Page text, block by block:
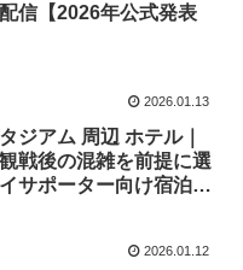
信【2026年公式発表
2026.01.13
ジアム 周辺 ホテル｜
戦後の混雑を前提に選
サポーター向け宿泊ガ
2026.01.12